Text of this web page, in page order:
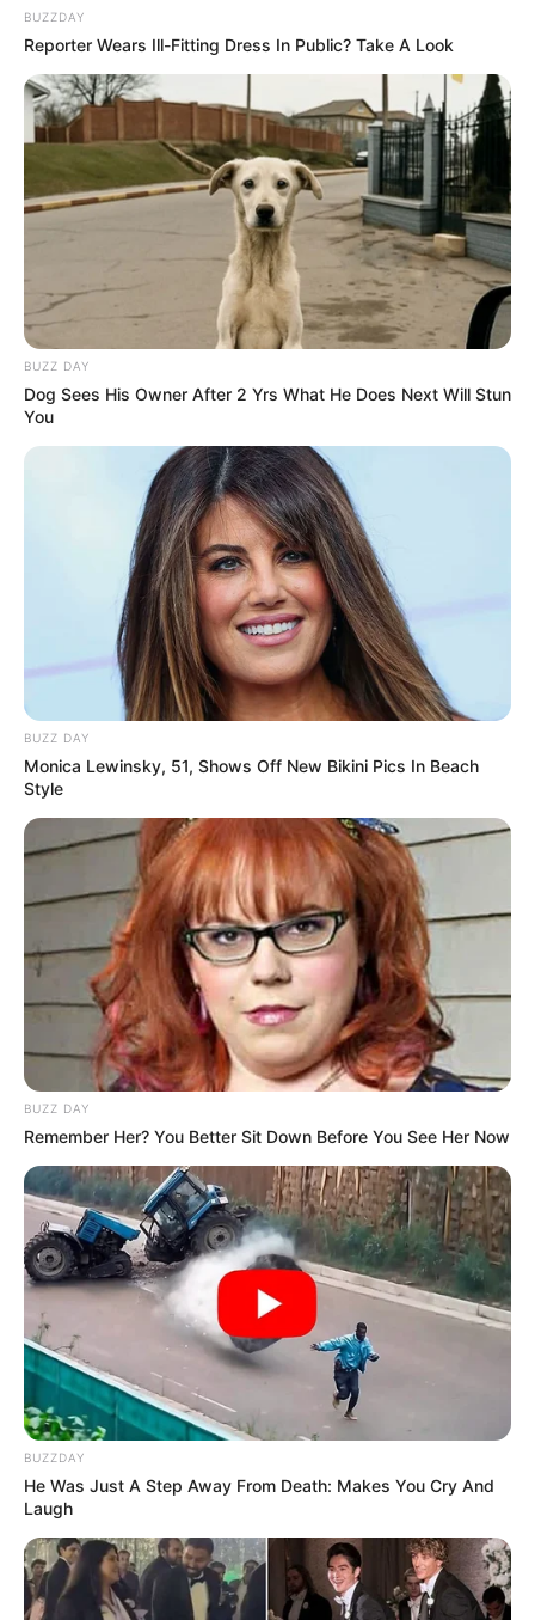
BUZZDAY
Reporter Wears Ill-Fitting Dress In Public? Take A Look
BUZZ DAY
Dog Sees His Owner After 2 Yrs What He Does Next Will Stun
You
BUZZ DAY
Monica Lewinsky, 51, Shows Off New Bikini Pics In Beach
Style
BUZZ DAY
Remember Her? You Better Sit Down Before You See Her Now
BUZZDAY
He Was Just A Step Away From Death: Makes You Cry And
Laugh